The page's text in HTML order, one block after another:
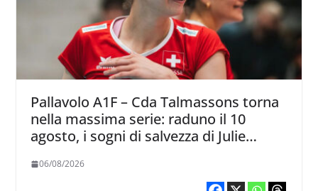
Pallavolo A1F – Cda Talmassons torna
nella massima serie: raduno il 10
agosto, i sogni di salvezza di Julie
06/08/2026